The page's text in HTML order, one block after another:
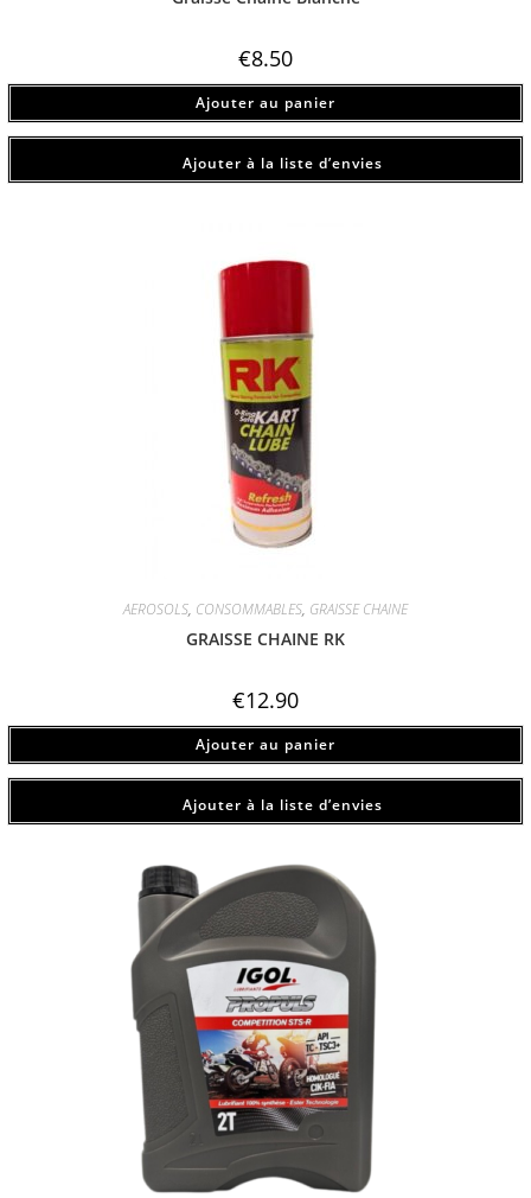
€8.50
Ajouter au panier
Ajouter à la liste d’envies
AEROSOLS, CONSOMMABLES, GRAISSE CHAINE
GRAISSE CHAINE RK
€12.90
Ajouter au panier
Ajouter à la liste d’envies